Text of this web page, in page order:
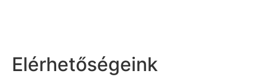
Elérhetőségeink